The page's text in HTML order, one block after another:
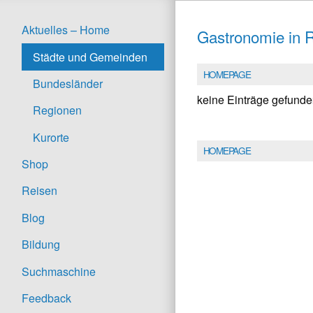
Aktuelles – Home
Städte und Gemeinden
Bundesländer
Regionen
Kurorte
Shop
Reisen
Blog
Bildung
Suchmaschine
Feedback
Gastronomie in
HOMEPAGE
keine Einträge
HOMEPAGE